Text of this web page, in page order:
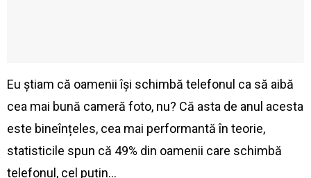
Eu știam că oamenii își schimbă telefonul ca să aibă
cea mai bună cameră foto, nu? Că asta de anul acesta
este bineînțeles, cea mai performantă în teorie,
statisticile spun că 49% din oamenii care schimbă
telefonul, cel puțin…